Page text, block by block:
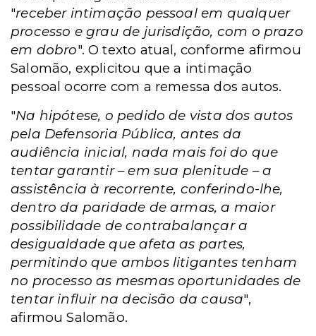
"receber intimação pessoal em qualquer
processo e grau de jurisdição, com o prazo
em dobro". O texto atual, conforme afirmou
Salomão, explicitou que a intimação
pessoal ocorre com a remessa dos autos.
"Na hipótese, o pedido de vista dos autos
pela Defensoria Pública, antes da
audiência inicial, nada mais foi do que
tentar garantir – em sua plenitude – a
assistência à recorrente, conferindo-lhe,
dentro da paridade de armas, a maior
possibilidade de contrabalançar a
desigualdade que afeta as partes,
permitindo que ambos litigantes tenham
no processo as mesmas oportunidades de
tentar influir na decisão da causa",
afirmou Salomão.